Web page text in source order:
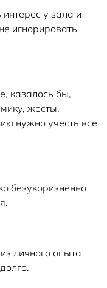
у зала и
игнорировать
казалось бы,
жесты.
нужно учесть все
безукоризненно
личного опыта